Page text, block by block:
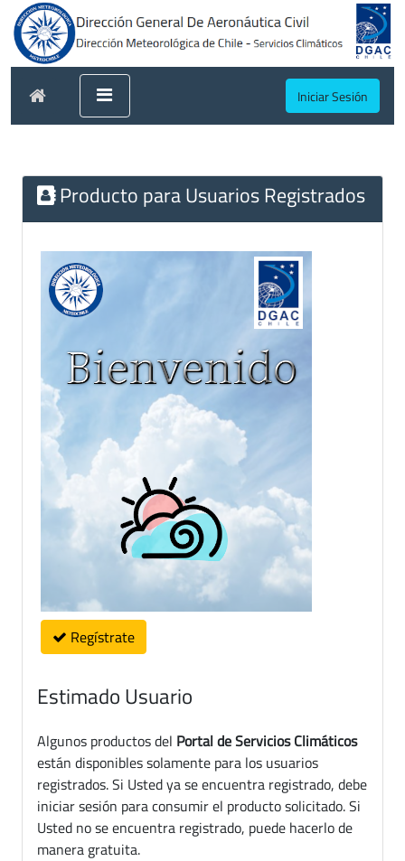
Iniciar Sesión
Producto para Usuarios Registrados
Regístrate
Estimado Usuario
Algunos productos del Portal de Servicios Climáticos
están disponibles solamente para los usuarios
registrados. Si Usted ya se encuentra registrado, debe
iniciar sesión para consumir el producto solicitado. Si
Usted no se encuentra registrado, puede hacerlo de
manera gratuita.